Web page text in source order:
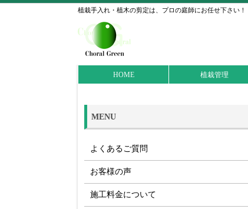
植栽手入れ・植木の剪定は、プロの庭師にお任せ下さい！
HOME 植栽管理
MENU
よくあるご質問
お客様の声
施工料金について